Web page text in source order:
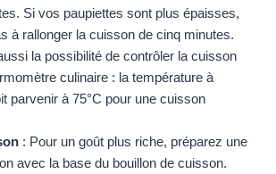
Si vos paupiettes sont plus épaisses,
à rallonger la cuisson de cinq minutes.
la possibilité de contrôler la cuisson
culinaire : la température à
parvenir à 75°C pour une cuisson
: Pour un goût plus riche, préparez une
avec la base du bouillon de cuisson.